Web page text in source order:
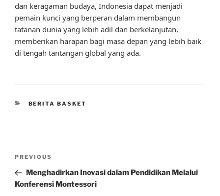
dan keragaman budaya, Indonesia dapat menjadi
pemain kunci yang berperan dalam membangun
tatanan dunia yang lebih adil dan berkelanjutan,
memberikan harapan bagi masa depan yang lebih baik
di tengah tantangan global yang ada.
CATEGORIES
BERITA BASKET
Previous
Post
PREVIOUS
Menghadirkan Inovasi dalam Pendidikan Melalui
Konferensi Montessori